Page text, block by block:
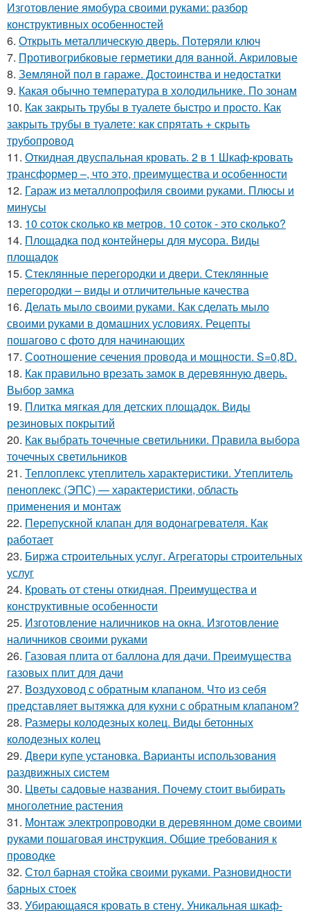
Изготовление ямобура своими руками: разбор
конструктивных особенностей
6. Открыть металлическую дверь. Потеряли ключ
7. Противогрибковые герметики для ванной. Акриловые
8. Земляной пол в гараже. Достоинства и недостатки
9. Какая обычно температура в холодильнике. По зонам
10. Как закрыть трубы в туалете быстро и просто. Как
закрыть трубы в туалете: как спрятать + скрыть
трубопровод
11. Откидная двуспальная кровать. 2 в 1 Шкаф-кровать
трансформер –, что это, преимущества и особенности
12. Гараж из металлопрофиля своими руками. Плюсы и
минусы
13. 10 соток сколько кв метров. 10 соток - это сколько?
14. Площадка под контейнеры для мусора. Виды
площадок
15. Стеклянные перегородки и двери. Стеклянные
перегородки – виды и отличительные качества
16. Делать мыло своими руками. Как сделать мыло
своими руками в домашних условиях. Рецепты
пошагово с фото для начинающих
17. Соотношение сечения провода и мощности. S=0,8D.
18. Как правильно врезать замок в деревянную дверь.
Выбор замка
19. Плитка мягкая для детских площадок. Виды
резиновых покрытий
20. Как выбрать точечные светильники. Правила выбора
точечных светильников
21. Теплоплекс утеплитель характеристики. Утеплитель
пеноплекс (ЭПС) — характеристики, область
применения и монтаж
22. Перепускной клапан для водонагревателя. Как
работает
23. Биржа строительных услуг. Агрегаторы строительных
услуг
24. Кровать от стены откидная. Преимущества и
конструктивные особенности
25. Изготовление наличников на окна. Изготовление
наличников своими руками
26. Газовая плита от баллона для дачи. Преимущества
газовых плит для дачи
27. Воздуховод с обратным клапаном. Что из себя
представляет вытяжка для кухни с обратным клапаном?
28. Размеры колодезных колец. Виды бетонных
колодезных колец
29. Двери купе установка. Варианты использования
раздвижных систем
30. Цветы садовые названия. Почему стоит выбирать
многолетние растения
31. Монтаж электропроводки в деревянном доме своими
руками пошаговая инструкция. Общие требования к
проводке
32. Стол барная стойка своими руками. Разновидности
барных стоек
33. Убирающаяся кровать в стену. Уникальная шкаф-